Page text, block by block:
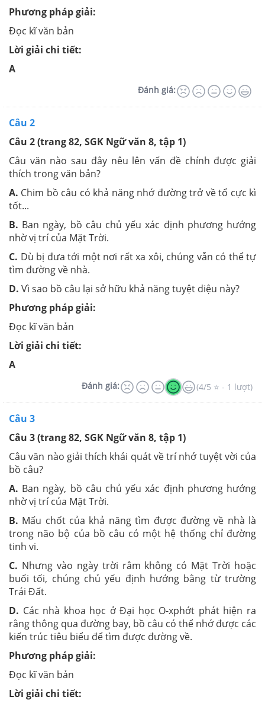
Phương pháp giải:
Đọc kĩ văn bản
Lời giải chi tiết:
A
Đánh giá:
Câu 2
Câu 2 (trang 82, SGK Ngữ văn 8, tập 1)
Câu văn nào sau đây nêu lên vấn đề chính được giải
thích trong văn bản?
A. Chim bồ câu có khả năng nhớ đường trở về tổ cực kì
tốt...
B. Ban ngày, bồ câu chủ yếu xác định phương hướng
nhờ vị trí của Mặt Trời.
C. Dù bị đưa tới một nơi rất xa xôi, chúng vẫn có thể tự
tìm đường về nhà.
D. Vì sao bồ câu lại sở hữu khả năng tuyệt diệu này?
Phương pháp giải:
Đọc kĩ văn bản
Lời giải chi tiết:
A
Đánh giá: (4/5 ⭐ - 1 lượt)
Câu 3
Câu 3 (trang 82, SGK Ngữ văn 8, tập 1)
Câu văn nào giải thích khái quát về trí nhớ tuyệt vời của
bồ câu?
A. Ban ngày, bồ câu chủ yếu xác định phương hướng
nhờ vị trí của Mặt Trời.
B. Mấu chốt của khả năng tìm được đường về nhà là
trong não bộ của bồ câu có một hệ thống chỉ đường
tinh vi.
C. Nhưng vào ngày trời râm không có Mặt Trời hoặc
buổi tối, chúng chủ yếu định hướng bằng từ trường
Trái Đất.
D. Các nhà khoa học ở Đại học O-xphớt phát hiện ra
rằng thông qua đường bay, bồ câu có thể nhớ được các
kiến trúc tiêu biểu để tìm được đường về.
Phương pháp giải:
Đọc kĩ văn bản
Lời giải chi tiết: